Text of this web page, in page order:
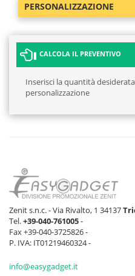
PERSONALIZZAZIONE
CALCOLA IL PREVENTIVO
Inserisci la quantità
personalizzazione
Zenit s.n.c. - Via Rivalto, 1 34137
Tel.+39-040-761005-
Fax +39-040-3725826 -
P. IVA: IT01219460324 -
info@easygadget.it